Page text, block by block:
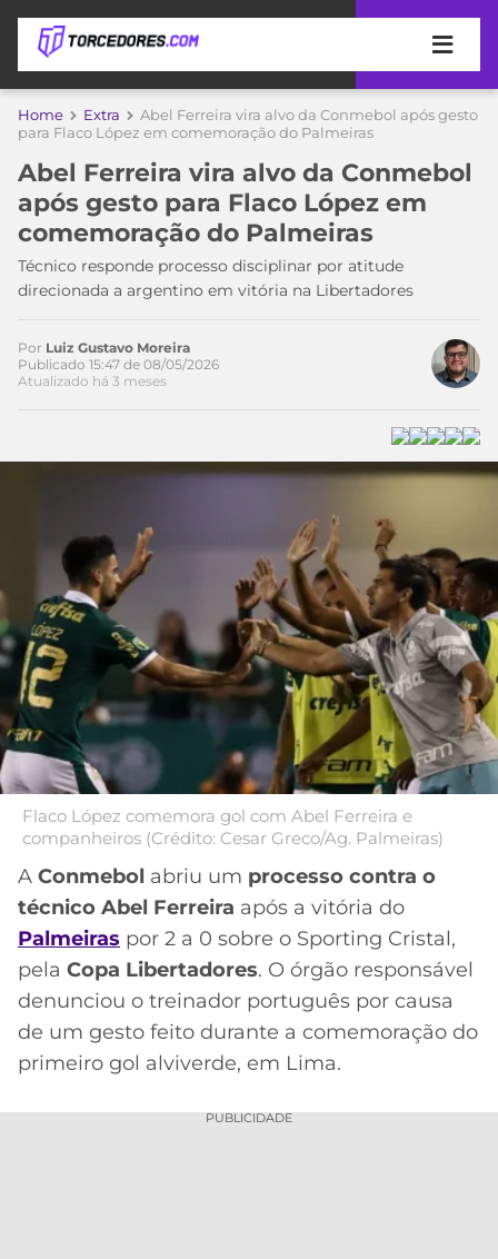
APOSTAS
DE
APOSTA
MELHORES
SITES
DE
APOSTAS
2026
BETBOOM
CÓDIGO
DE
INDICAÇÃO
BET365
CÓDIGO
BETANO
MELHORES
APPS
APOSTAS
CASSINOS
ONLINE
MELHORES
CASSINOS
ONLINE
2026
COPA
DO
MUNDO
TIMES
MEU
TIME
PALMEIRAS
CORINTHIANS
SÃO
PAULO
SANTOS
FLAMENGO
BOTAFOGO
VASCO
INTERNACIONAL
GRÊMIO
ATLÉTICO
CAMPEONATOS
SÉRIE
LIBERTADORES
COPA
DO
BRASIL
PREMIER
LEAGUE
COPA
SUL-
AMERICANA
LIGA
DOS
CAMPEÕES
LALIGA
ESPORTIVA
MERCADO
DA
BOLA
PALPITES
Home Extra
Abel Ferreira vira alvo da Conmebol após gesto
para Flaco López em comemoração do Palmeiras
Abel Ferreira vira alvo da Conmebol
após gesto para Flaco López em
comemoração do Palmeiras
Técnico responde processo disciplinar por atitude
direcionada a argentino em vitória na Libertadores
Por Luiz Gustavo Moreira
Publicado 15:47 de 08/05/2026
Atualizado há 3 meses
Flaco López comemora gol com Abel Ferreira e
companheiros (Crédito: Cesar Greco/Ag. Palmeiras)
A Conmebol abriu um processo contra o
técnico Abel Ferreira após a vitória do
Palmeiras por 2 a 0 sobre o Sporting Cristal,
pela Copa Libertadores. O órgão responsável
denunciou o treinador português por causa
de um gesto feito durante a comemoração do
primeiro gol alviverde, em Lima.
PUBLICIDADE